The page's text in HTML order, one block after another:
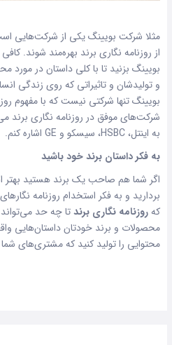
مثلا شرکت بویینگ یکی از شرکت‌هایی
از روزنامه نگاری برند بهره‌مند شوند.
بویینگ بزنید تا با کلی داستان در
و تولیدشان و تاثیراتی که روی زندگی
بویینگ تنها شرکتی نیست که با مفهوم
شرکت‌های موفق در روزنامه نگاری برند
به اینتل، HSBC، سیسکو و GE اشاره کنم.
به فکر داستان برند خود باشید
اگر شما هم صاحب یک برند هستید
بردارید و به فکر استخدام روزنامه
کهروزنامه نگاری برندتا چه حد می‌تواند
محصولات و برند خودتان داستان‌هایی
محتوایی را تولید کنید که مشتری‌های شما